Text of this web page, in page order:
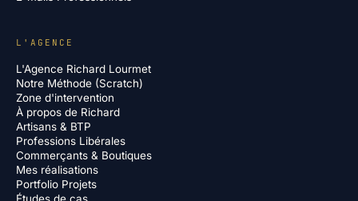
L'AGENCE
L'Agence Richard Lourmet
Notre Méthode (Scratch)
Zone d'intervention
À propos de Richard
Artisans & BTP
Professions Libérales
Commerçants & Boutiques
Mes réalisations
Portfolio Projets
Études de cas